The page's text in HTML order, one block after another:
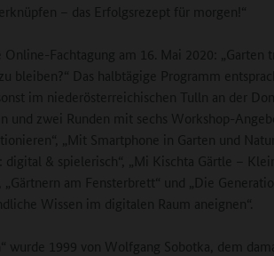
– das Erfolgsrezept für morgen!“
Online-Fachtagung am 16. Mai 2020:
bleiben?“ Das halbtägige Programm
im niederösterreichischen Tulln an der
und zwei Runden mit sechs Workshop-
„Mit Smartphone in Garten und Natur
digital & spielerisch“, „Mi Kischta Gärtle –
„Gärtnern am Fensterbrett“ und „Die
Wissen im digitalen Raum aneignen“.
wurde 1999 von Wolfgang Sobotka, dem